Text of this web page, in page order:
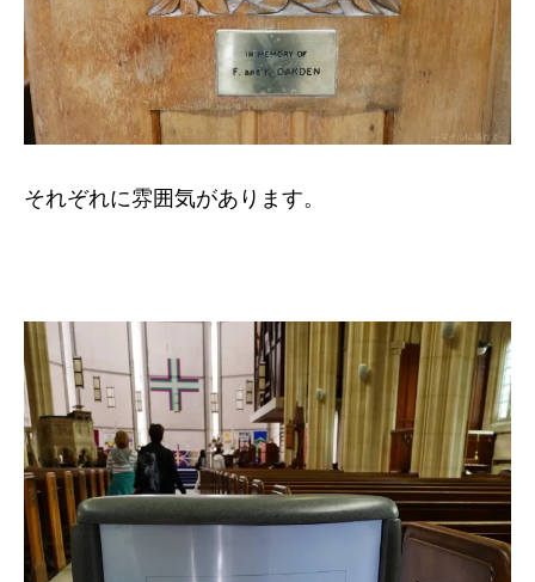
それぞれに雰囲気があります。